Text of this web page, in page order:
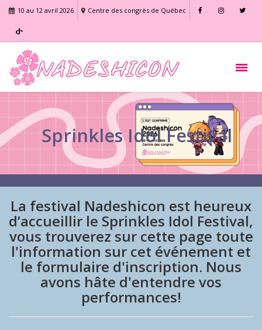
10 au 12 avril 2026 Centre des congrès de Québec
Sprinkles Idol Festival
La festival Nadeshicon est heureux
d’accueillir le Sprinkles Idol Festival,
vous trouverez sur cette page toute
l'information sur cet événement et
le formulaire d'inscription. Nous
avons hâte d'entendre vos
performances!